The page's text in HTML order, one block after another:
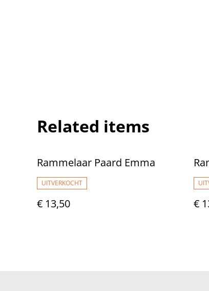
Related items
Rammelaar Paard Emma
UITVERKOCHT
€ 13,50 €